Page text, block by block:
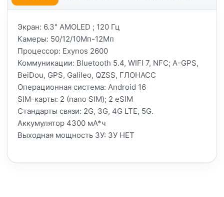
Экран: 6.3" AMOLED ; 120 Гц
Камеры: 50/12/10Мп-12Мп
Процессор: Exynos 2600
Коммуникации: Bluetooth 5.4, WIFI 7, NFC; A-GPS,
BeiDou, GPS, Galileo, QZSS, ГЛОНАСС
Операционная система: Android 16
SIM-карты: 2 (nano SIM); 2 eSIM
Стандарты связи: 2G, 3G, 4G LTE, 5G.
Аккумулятор 4300 мА*ч
Выходная мощность ЗУ: ЗУ НЕТ